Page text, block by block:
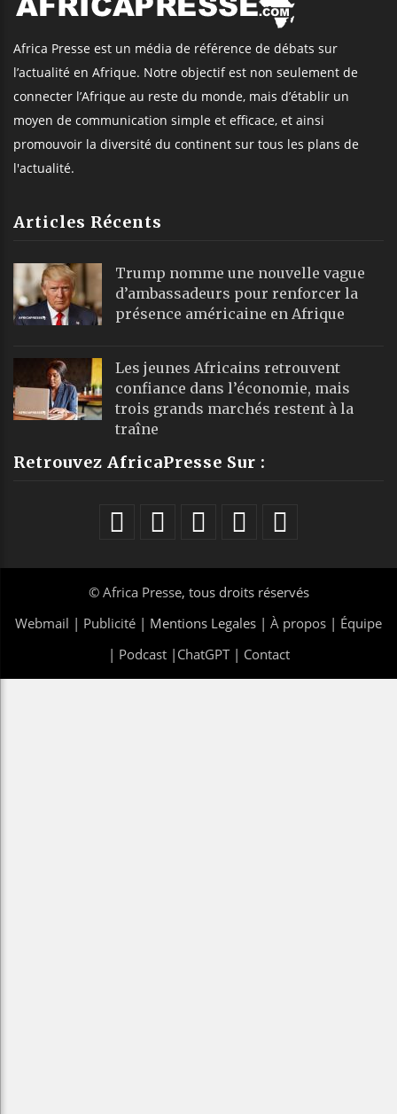
Africa Presse est un média de référence de débats sur
l’actualité en Afrique. Notre objectif est non seulement de
connecter l’Afrique au reste du monde, mais d’établir un
moyen de communication simple et efficace, et ainsi
promouvoir la diversité du continent sur tous les plans de
l'actualité.
Articles Récents
Trump nomme une nouvelle vague
d’ambassadeurs pour renforcer la
présence américaine en Afrique
Les jeunes Africains retrouvent
confiance dans l’économie, mais
trois grands marchés restent à la
traîne
Retrouvez AfricaPresse Sur :
© Africa Presse, tous droits réservés
Webmail | Publicité | Mentions Legales | À propos | Équipe
| Podcast| ChatGPT| Contact